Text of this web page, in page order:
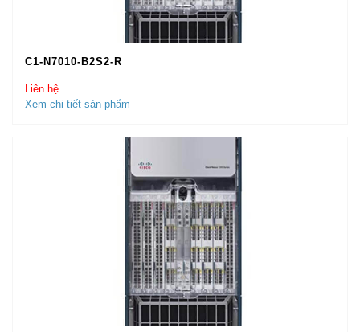
C1-N7010-B2S2-R
Liên hệ
Xem chi tiết sản phẩm